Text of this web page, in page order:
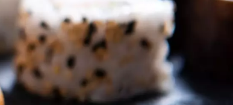
العربية